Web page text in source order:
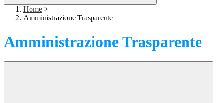
Home >
Amministrazione Trasparente
Amministrazione Trasparente